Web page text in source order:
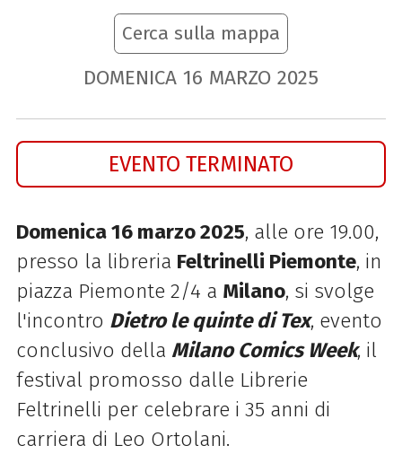
Cerca sulla mappa
DOMENICA 16 MARZO 2025
EVENTO TERMINATO
Domenica 16 marzo 2025, alle ore 19.00,
presso la libreria Feltrinelli Piemonte, in
piazza Piemonte 2/4 a Milano, si svolge
l'incontro Dietro le quinte di Tex, evento
conclusivo della Milano Comics Week, il
festival promosso dalle Librerie
Feltrinelli per celebrare i 35 anni di
carriera di Leo Ortolani.